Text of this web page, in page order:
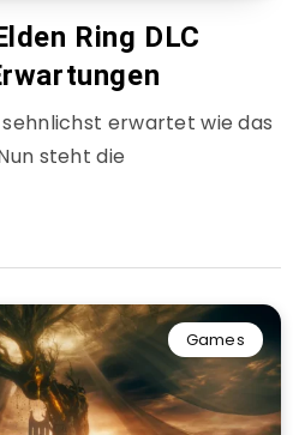
Ring DLC
sehnlichst erwartet wie das
steht die
Games